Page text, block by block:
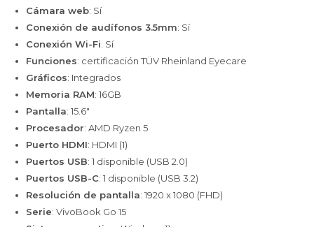
Cámara web: Sí
Conexión de audífonos 3.5mm: Sí
Conexión Wi-Fi: Sí
Funciones: certificación TÜV Rheinland Eyecare
Gráficos: Integrados
Memoria RAM: 16GB
Pantalla: 15.6"
Procesador: AMD Ryzen 5
Puerto HDMI: HDMI (1)
Puertos USB: 1 disponible (USB 2.0)
Puertos USB-C: 1 disponible (USB 3.2)
Resolución de pantalla: 1920 x 1080 (FHD)
Serie: VivoBook Go 15